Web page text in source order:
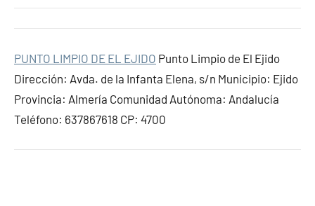
PUNTO LIMPIO DE EL EJIDO Punto Limpio de El Ejido
Dirección: Avda. de la Infanta Elena, s/n Municipio: Ejido
Provincia: Almería Comunidad Autónoma: Andalucía
Teléfono: 637867618 CP: 4700